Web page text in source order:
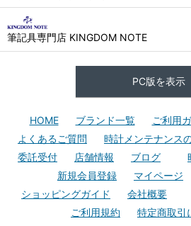
筆記具専門店 KINGDOM NOTE
PC版を表示
HOME ブランド一覧 ご利用
よくあるご質問
時計メンテナンス
委託受付
店舗情報 ブログ
新規会員登録
マイページ
ショッピングガイド
会社概要
ご利用規約
特定商取引